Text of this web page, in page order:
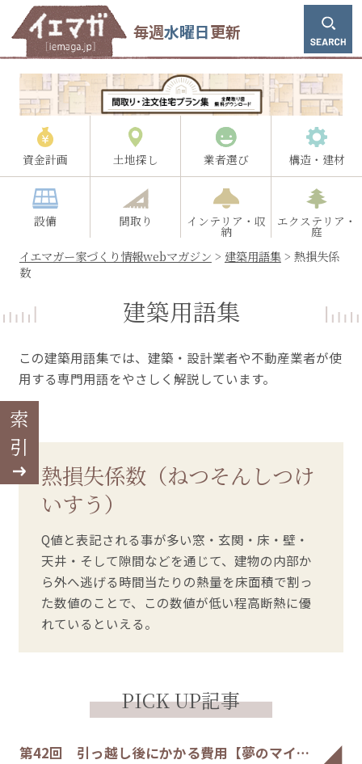
毎週水曜日更新
資金計画 土地探し 業者選び 構造・建材
設備 間取り インテリア・収
納
エクステリア・
庭
イエマガー家づくり情報webマガジン > 建築用語集> 熱損失係
数
索引
建築用語集
この建築用語集では、建築・設計業者や不動産業者が使
用する専門用語をやさしく解説しています。
熱損失係数（ねつそんしつけ
いすう）
Q値と表記される事が多い窓・玄関・床・壁・
天井・そして隙間などを通じて、建物の内部か
ら外へ逃げる時間当たりの熱量を床面積で割っ
た数値のことで、この数値が低い程高断熱に優
れているといえる。
PICK UP記事
第42回 引っ越し後にかかる費用【夢のマイ…